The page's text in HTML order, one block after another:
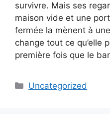
survivre. Mais ses
maison vide et une
fermée la mènent à
change tout ce qu’elle
première fois que le
Categories
Uncategorized